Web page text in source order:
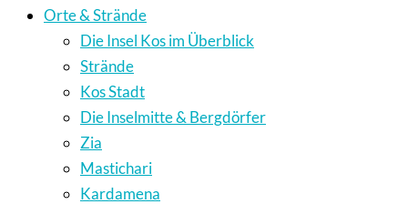
Orte & Strände
Die Insel Kos im Überblick
Strände
Kos Stadt
Die Inselmitte & Bergdörfer
Zia
Mastichari
Kardamena